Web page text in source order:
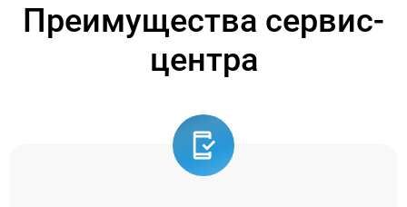
Преимущества сервис-
центра